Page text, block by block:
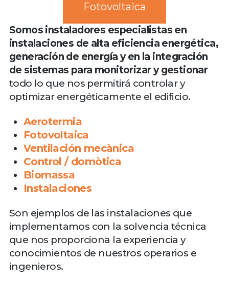
Fotovoltaica
Somos instaladores especialistas en
instalaciones de alta eficiencia energética,
generación de energía y en la integración
de sistemas para monitorizar y gestionar
todo lo que nos permitirá controlar y
optimizar energéticamente el edificio.
Aerotermia
Fotovoltaica
Ventilación mecànica
Control / domòtica
Biomassa
Instalaciones
Son ejemplos de las instalaciones que
implementamos con la solvencia técnica
que nos proporciona la experiencia y
conocimientos de nuestros operarios e
ingenieros.